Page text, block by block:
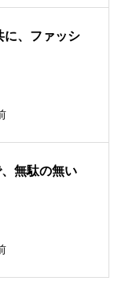
に、ファッシ
無駄の無い